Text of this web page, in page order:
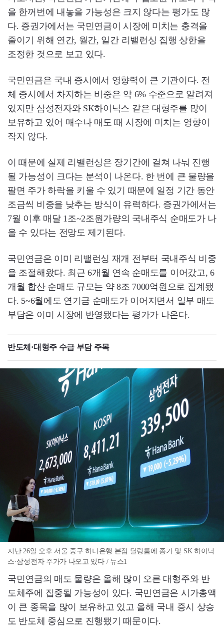
을 한꺼번에 내놓을 가능성은 크지 않다는 평가도 많
다. 증권가에서는 국민연금이 시장에 미치는 충격을
줄이기 위해 연간, 월간, 일간 리밸런싱 집행 상한을
조정한 것으로 보고 있다.
국민연금은 국내 증시에서 영향력이 큰 기관이다. 전
체 증시에서 차지하는 비중은 약 6% 수준으로 알려져
있지만 삼성전자와 SK하이닉스 같은 대형주를 많이
보유하고 있어 매수나 매도 때 시장에 미치는 영향이
작지 않다.
이 때문에 실제 리밸런싱은 장기간에 걸쳐 나눠 진행
될 가능성이 크다는 분석이 나온다. 한 번에 큰 물량을
팔면 주가 하락을 키울 수 있기 때문에 일정 기간 동안
조금씩 비중을 낮추는 방식이 유력하다. 증권가에서는
7월 이후 매달 1조~2조원가량의 국내주식 순매도가 나
올 수 있다는 전망도 제기된다.
국민연금은 이미 리밸런싱 재개 전부터 국내주식 비중
을 조절해왔다. 최근 6개월 연속 순매도를 이어갔고, 6
개월 합산 순매도 규모는 약 8조 7000억원으로 집계됐
다. 5~6월에도 연기금 순매도가 이어지면서 일부 매도
부담은 이미 시장에 반영됐다는 평가가 나온다.
반도체·대형주 수급 부담 주목
지난 26일 오후 서울 중구 하나은행 본점 딜링룸에 종가 및 SK 하이닉
스·삼성전자 주가가 나오고 있다 / 뉴스1
국민연금의 매도 물량은 올해 많이 오른 대형주와 반
도체주에 집중될 가능성이 있다. 국민연금은 시가총액
이 큰 종목을 많이 보유하고 있고 올해 국내 증시 상승
도 반도체 중심으로 진행됐기 때문이다.